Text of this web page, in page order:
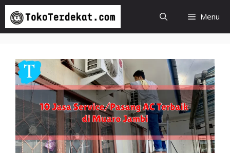
Langsung
isi
Menu